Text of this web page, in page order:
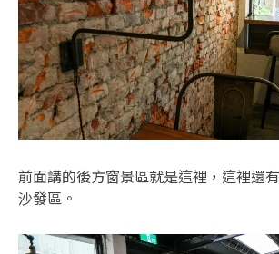
前面講的後方窗景區就是這裡，這裡還
沙發區。